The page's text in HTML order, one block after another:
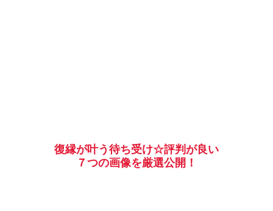
復縁が叶う待ち受け☆評判が良い
７つの画像を厳選公開！